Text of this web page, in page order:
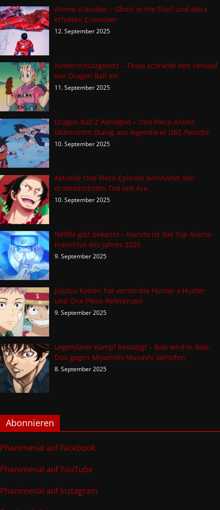
Anime-Klassiker – Ghost in the Shell und Akira
erhalten Crossover
12. September 2025
Kinderschutzgesetz – Texas schränkt den Verkauf
von Dragon Ball ein
11. September 2025
Dragon Ball Z Abridged – One Piece-Anime
übernimmt Dialog aus legendärer DBZ-Parodie
10. September 2025
Aktuelle One Piece-Episode beinhaltet den
dramatischsten Tod seit Ace
10. September 2025
Netflix gibt bekannt – Naruto ist das Top Anime-
Franchise des Jahres 2025
9. September 2025
Jujutsu Kaisen hat versteckte Hunter x Hunter
und One Piece-Referenzen
9. September 2025
Legendärer Kampf bestätigt – Baki wird in Baki-
Dou gegen Miyamoto Musashi kämpfen
8. September 2025
Abonnieren
Phanimenal auf Facebook
Phanimenal auf YouTube
Phanimenal auf Instagram